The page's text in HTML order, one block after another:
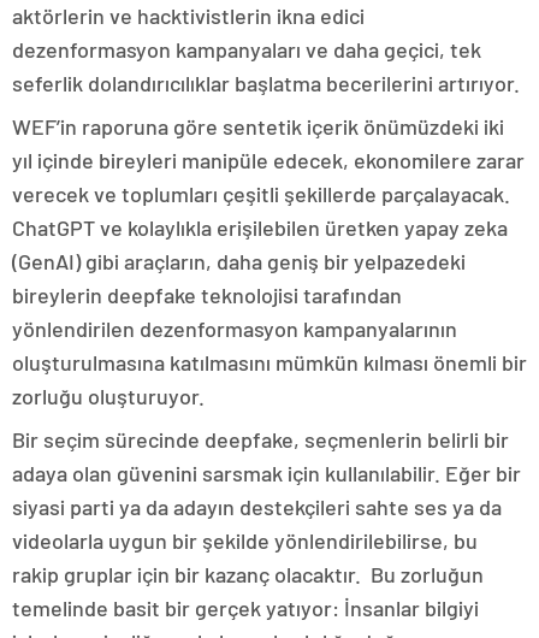
aktörlerin ve hacktivistlerin ikna edici
dezenformasyon kampanyaları ve daha geçici, tek
seferlik dolandırıcılıklar başlatma becerilerini artırıyor.
WEF’in raporuna göre sentetik içerik önümüzdeki iki
yıl içinde bireyleri manipüle edecek, ekonomilere zarar
verecek ve toplumları çeşitli şekillerde parçalayacak.
ChatGPT ve kolaylıkla erişilebilen üretken yapay zeka
(GenAI) gibi araçların, daha geniş bir yelpazedeki
bireylerin deepfake teknolojisi tarafından
yönlendirilen dezenformasyon kampanyalarının
oluşturulmasına katılmasını mümkün kılması önemli bir
zorluğu oluşturuyor.
Bir seçim sürecinde deepfake, seçmenlerin belirli bir
adaya olan güvenini sarsmak için kullanılabilir. Eğer bir
siyasi parti ya da adayın destekçileri sahte ses ya da
videolarla uygun bir şekilde yönlendirilebilirse, bu
rakip gruplar için bir kazanç olacaktır. Bu zorluğun
temelinde basit bir gerçek yatıyor: İnsanlar bilgiyi